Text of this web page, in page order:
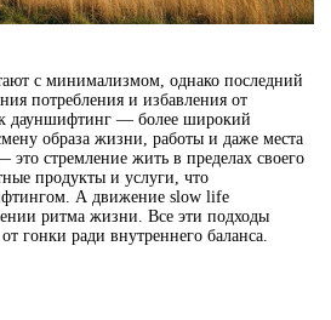
с минимализмом, однако последний
потребления и избавления от
дауншифтинг — более широкий
образа жизни, работы и даже места
стремление жить в пределах своего
продукты и услуги, что
А движение slow life
ритма жизни. Все эти подходы
гонки ради внутреннего баланса.